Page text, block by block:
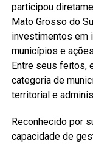
participou
Mato Grosso do
investimentos em
municípios e
Entre seus feitos,
categoria de
territorial e
Reconhecido por
capacidade de